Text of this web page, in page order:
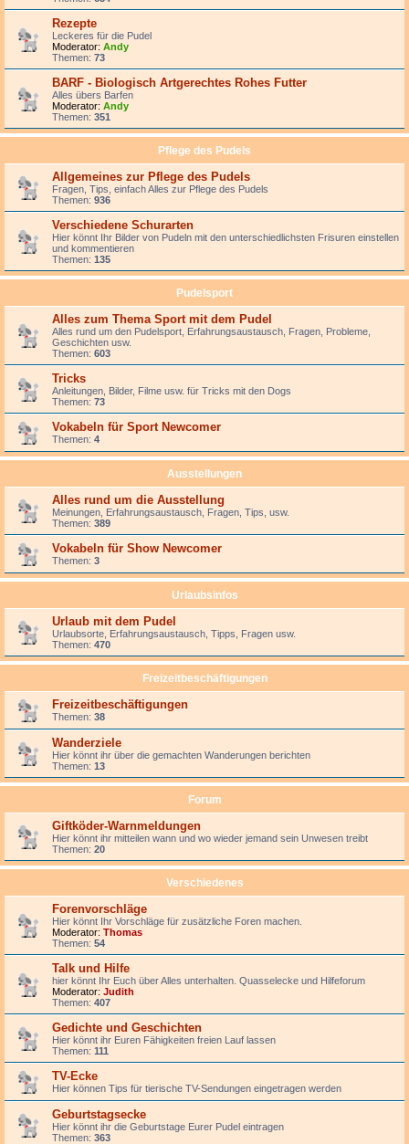
Rezepte
Leckeres für die Pudel
Moderator: Andy
Themen: 73
BARF - Biologisch Artgerechtes Rohes Futter
Alles übers Barfen
Moderator: Andy
Themen: 351
Pflege des Pudels
Allgemeines zur Pflege des Pudels
Fragen, Tips, einfach Alles zur Pflege des Pudels
Themen: 936
Verschiedene Schurarten
Hier könnt Ihr Bilder von Pudeln mit den unterschiedlichsten Frisuren einstellen
und kommentieren
Themen: 135
Pudelsport
Alles zum Thema Sport mit dem Pudel
Alles rund um den Pudelsport, Erfahrungsaustausch, Fragen, Probleme,
Geschichten usw.
Themen: 603
Tricks
Anleitungen, Bilder, Filme usw. für Tricks mit den Dogs
Themen: 73
Vokabeln für Sport Newcomer
Themen: 4
Ausstellungen
Alles rund um die Ausstellung
Meinungen, Erfahrungsaustausch, Fragen, Tips, usw.
Themen: 389
Vokabeln für Show Newcomer
Themen: 3
Urlaubsinfos
Urlaub mit dem Pudel
Urlaubsorte, Erfahrungsaustausch, Tipps, Fragen usw.
Themen: 470
Freizeitbeschäftigungen
Freizeitbeschäftigungen
Themen: 38
Wanderziele
Hier könnt ihr über die gemachten Wanderungen berichten
Themen: 13
Forum
Giftköder-Warnmeldungen
Hier könnt ihr mitteilen wann und wo wieder jemand sein Unwesen treibt
Themen: 20
Verschiedenes
Forenvorschläge
Hier könnt Ihr Vorschläge für zusätzliche Foren machen.
Moderator: Thomas
Themen: 54
Talk und Hilfe
hier könnt Ihr Euch über Alles unterhalten. Quasselecke und Hilfeforum
Moderator: Judith
Themen: 407
Gedichte und Geschichten
Hier könnt ihr Euren Fähigkeiten freien Lauf lassen
Themen: 111
TV-Ecke
Hier können Tips für tierische TV-Sendungen eingetragen werden
Geburtstagsecke
Hier könnt ihr die Geburtstage Eurer Pudel eintragen
Themen: 363